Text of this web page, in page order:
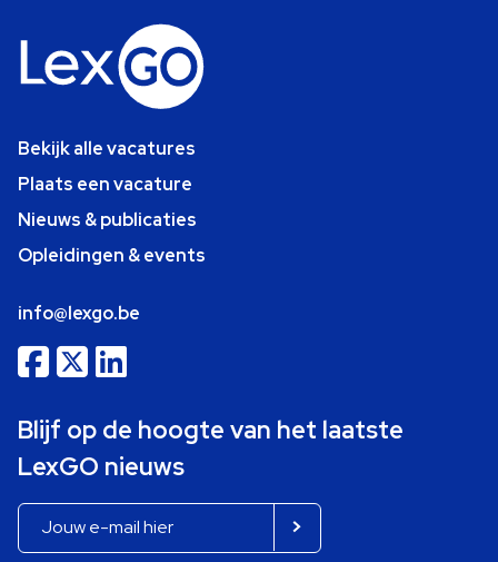
Bekijk alle vacatures
Plaats een vacature
Nieuws & publicaties
Opleidingen & events
info@lexgo.be
Blijf op de hoogte van het laatste
LexGO nieuws